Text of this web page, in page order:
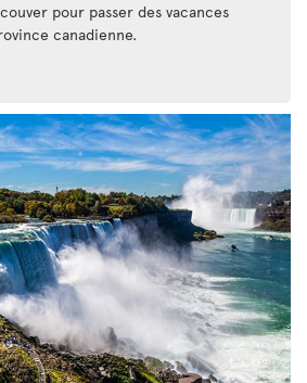
pour passer des vacances
canadienne.